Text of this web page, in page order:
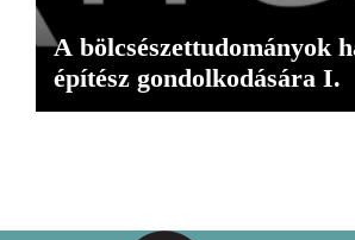
A bölcsészettudományok
építész gondolkodására I.